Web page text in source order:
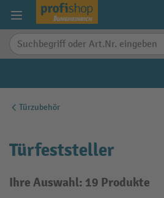
springen
Türzubehör
Türfeststeller
Ihre Auswahl: 19 Produkte